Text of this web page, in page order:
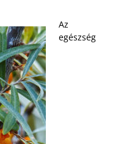
Az
egészség